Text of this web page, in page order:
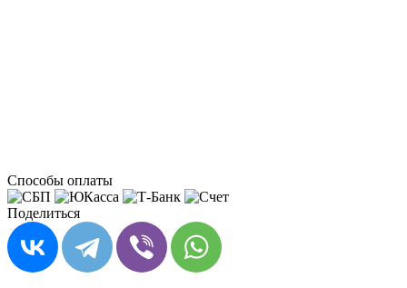
Способы оплаты
Поделиться